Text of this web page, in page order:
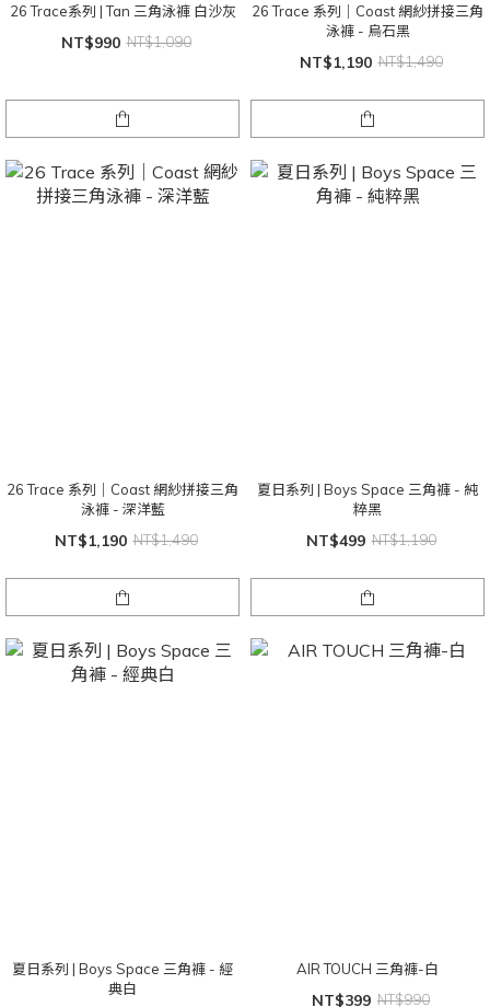
26 Trace系列 | Tan 三角泳褲 白沙灰
NT$990 NT$1,090
26 Trace 系列｜Coast 網紗拼接三角
泳褲 - 烏石黑
NT$1,190 NT$1,490
26 Trace 系列｜Coast 網紗拼接三角
泳褲 - 深洋藍
NT$1,190 NT$1,490
夏日系列 | Boys Space 三角褲 - 純
粹黑
NT$499 NT$1,190
夏日系列 | Boys Space 三角褲 - 經
典白
AIR TOUCH 三角褲-白
NT$399 NT$990